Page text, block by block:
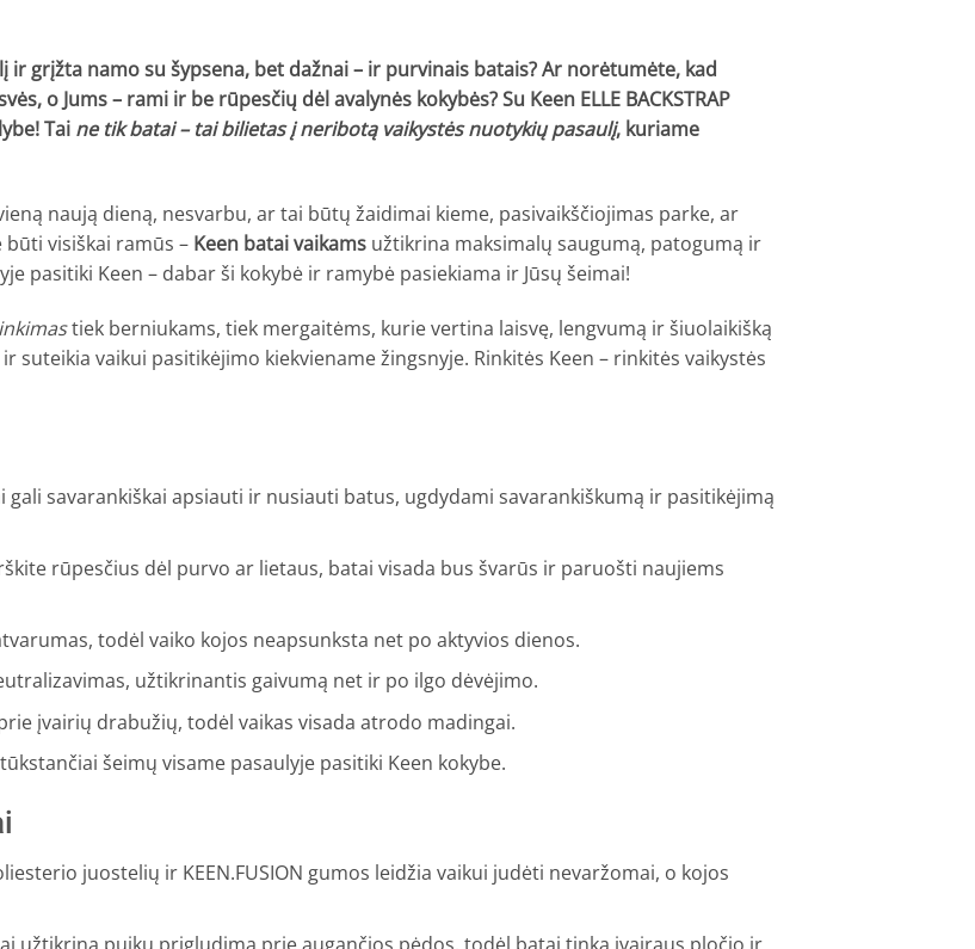
ir grįžta namo su šypsena, bet dažnai – ir purvinais batais? Ar norėtumėte, kad
o Jums – rami ir be rūpesčių dėl avalynės kokybės? Su Keen ELLE BACKSTRAP
Tai ne tik batai – tai bilietas į neribotą vaikystės nuotykių pasaulį, kuriame
naują dieną, nesvarbu, ar tai būtų žaidimai kieme, pasivaikščiojimas parke, ar
visiškai ramūs – Keen batai vaikams užtikrina maksimalų saugumą, patogumą ir
pasitiki Keen – dabar ši kokybė ir ramybė pasiekiama ir Jūsų šeimai!
tiek berniukams, tiek mergaitėms, kurie vertina laisvę, lengvumą ir šiuolaikišką
suteikia vaikui pasitikėjimo kiekviename žingsnyje. Rinkitės Keen – rinkitės vaikystės
gali savarankiškai apsiauti ir nusiauti batus, ugdydami savarankiškumą ir pasitikėjimą
rūpesčius dėl purvo ar lietaus, batai visada bus švarūs ir paruošti naujiems
todėl vaiko kojos neapsunksta net po aktyvios dienos.
užtikrinantis gaivumą net ir po ilgo dėvėjimo.
įvairių drabužių, todėl vaikas visada atrodo madingai.
šeimų visame pasaulyje pasitiki Keen kokybe.
juostelių ir KEEN.FUSION gumos leidžia vaikui judėti nevaržomai, o kojos
užtikrina puikų prigludimą prie augančios pėdos, todėl batai tinka įvairaus pločio ir